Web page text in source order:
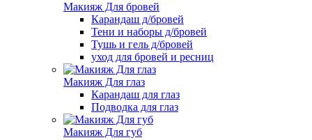
Макияж Для бровей
Карандаш д/бровей
Тени и наборы д/бровей
Тушь и гель д/бровей
уход для бровей и ресниц
Макияж Для глаз
Карандаш для глаз
Подводка для глаз
Макияж Для губ